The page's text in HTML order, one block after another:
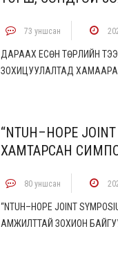
73 уншсан
ДАРААХ ЕСӨН ТӨРЛИЙН
ЗОХИЦУУЛАЛТАД
“NTUH–HOPE
ХАМТАРСАН
80 уншсан
“NTUH–HOPE JOINT
АМЖИЛТТАЙ ЗОХИОН